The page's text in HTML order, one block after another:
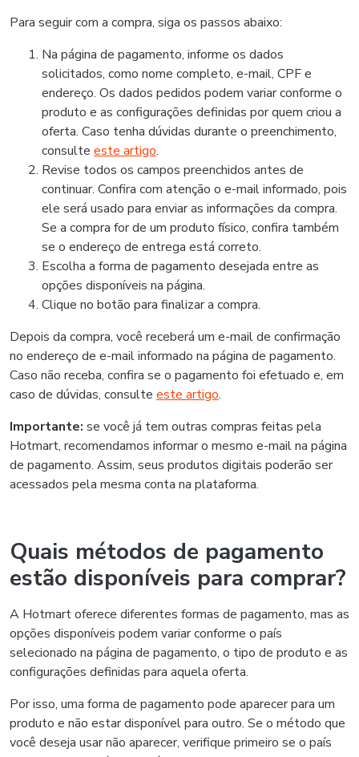
Para seguir com a compra, siga os passos abaixo:
Na página de pagamento, informe os dados
solicitados, como nome completo, e-mail, CPF e
endereço. Os dados pedidos podem variar conforme o
produto e as configurações definidas por quem criou a
oferta. Caso tenha dúvidas durante o preenchimento,
consulte este artigo.
Revise todos os campos preenchidos antes de
continuar. Confira com atenção o e-mail informado, pois
ele será usado para enviar as informações da compra.
Se a compra for de um produto físico, confira também
se o endereço de entrega está correto.
Escolha a forma de pagamento desejada entre as
opções disponíveis na página.
Clique no botão para finalizar a compra.
Depois da compra, você receberá um e-mail de confirmação
no endereço de e-mail informado na página de pagamento.
Caso não receba, confira se o pagamento foi efetuado e, em
caso de dúvidas, consulte este artigo.
Importante: se você já tem outras compras feitas pela
Hotmart, recomendamos informar o mesmo e-mail na página
de pagamento. Assim, seus produtos digitais poderão ser
acessados pela mesma conta na plataforma.
Quais métodos de pagamento
estão disponíveis para comprar?
A Hotmart oferece diferentes formas de pagamento, mas as
opções disponíveis podem variar conforme o país
selecionado na página de pagamento, o tipo de produto e as
configurações definidas para aquela oferta.
Por isso, uma forma de pagamento pode aparecer para um
produto e não estar disponível para outro. Se o método que
você deseja usar não aparecer, verifique primeiro se o país